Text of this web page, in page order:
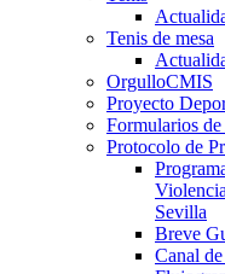
Tenis de mesa
OrgulloCMIS
Proyecto
Formularios
Protocolo de
Sevilla
Breve
Canal